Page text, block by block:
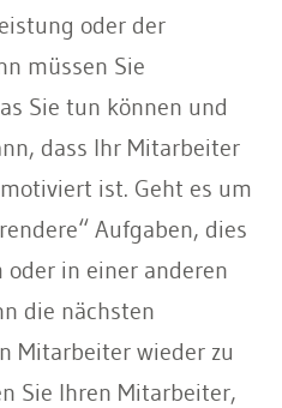
oder der
müssen Sie
Sie tun können und
dass Ihr Mitarbeiter
ist. Geht es um
Aufgaben, dies
oder in einer anderen
die nächsten
Mitarbeiter wieder zu
Sie Ihren Mitarbeiter,